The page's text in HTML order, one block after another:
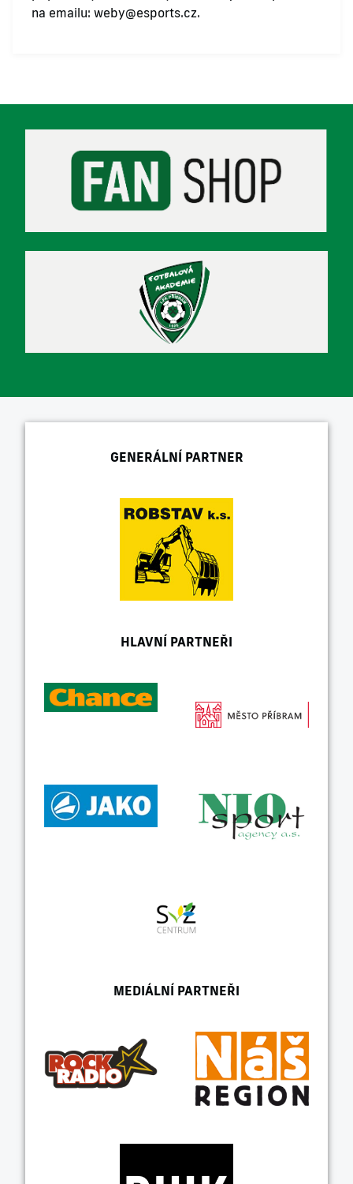
na emailu: weby@esports.cz.
GENERÁLNÍ PARTNER
HLAVNÍ PARTNEŘI
MEDIÁLNÍ PARTNEŘI